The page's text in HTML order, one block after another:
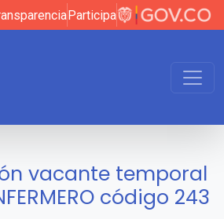
Participa
vacante temporal
código 243